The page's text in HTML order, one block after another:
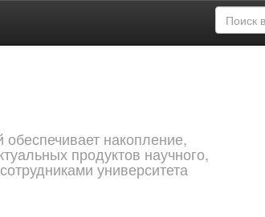
накопление,
продуктов научного,
университета